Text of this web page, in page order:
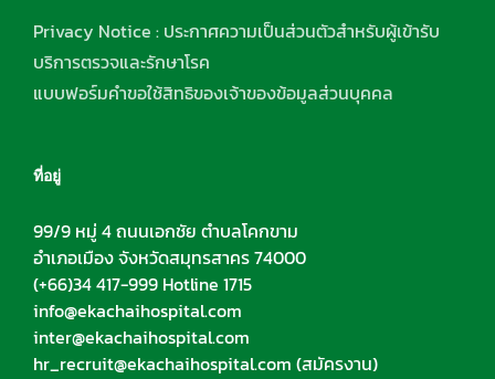
Privacy Notice : ประกาศความเป็นส่วนตัวสำหรับผู้เข้ารับ
บริการตรวจและรักษาโรค
แบบฟอร์มคำขอใช้สิทธิของเจ้าของข้อมูลส่วนบุคคล
ที่อยู่
99/9 หมู่ 4 ถนนเอกชัย ตำบลโคกขาม
อำเภอเมือง จังหวัดสมุทรสาคร 74000
(+66)34 417-999 Hotline 1715
info@ekachaihospital.com
inter@ekachaihospital.com
hr_recruit@ekachaihospital.com (สมัครงาน)